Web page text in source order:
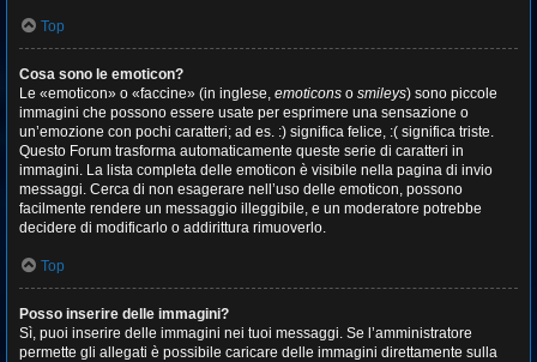
Top
Cosa sono le emoticon?
Le «emoticon» o «faccine» (in inglese, emoticons o smileys) sono piccole
immagini che possono essere usate per esprimere una sensazione o
un’emozione con pochi caratteri; ad es. :) significa felice, :( significa triste.
Questo Forum trasforma automaticamente queste serie di caratteri in
immagini. La lista completa delle emoticon è visibile nella pagina di invio
messaggi. Cerca di non esagerare nell’uso delle emoticon, possono
facilmente rendere un messaggio illeggibile, e un moderatore potrebbe
decidere di modificarlo o addirittura rimuoverlo.
Top
Posso inserire delle immagini?
Sì, puoi inserire delle immagini nei tuoi messaggi. Se l’amministratore
permette gli allegati è possibile caricare delle immagini direttamente sulla